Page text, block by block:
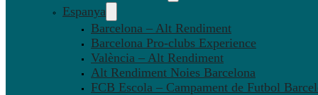
Espanya
Barcelona – Alt Rendiment
Barcelona Pro-clubs Experience
València – Alt Rendiment
Alt Rendiment Noies Barcelona
FCB Escola – Campament de Futbol